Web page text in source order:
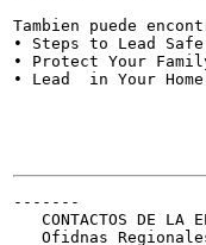
Tambien puede
• Steps to Lead
• Protect Your
• Lead  in Your
-------
CONTACTOS DE LA
Ofidnas